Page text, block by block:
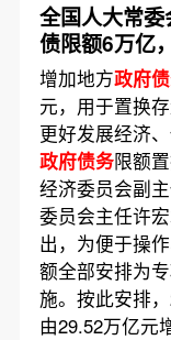
全国人大常
债限额6万亿
债务
增加地方政府
元，用于置换
更好发展经济
政府债务限额
经济委员会副
委员会主任许
出，为便于操
额全部安排为
施。按此安排
由29.52万亿